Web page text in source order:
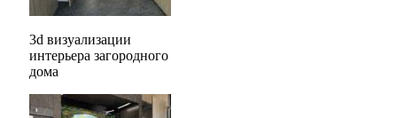
3d визуализации
интерьера загородного
дома